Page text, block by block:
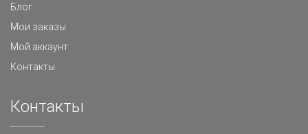
Блог
Мои заказы
Мой аккаунт
Контакты
Контакты